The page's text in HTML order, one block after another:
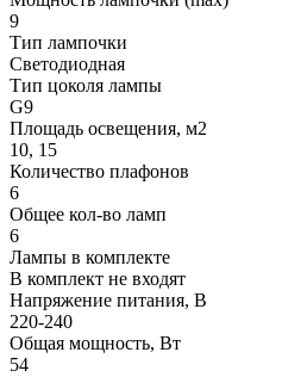
9
Тип лампочки
Светодиодная
Тип цоколя лампы
G9
Площадь освещения, м2
10, 15
Количество плафонов
6
Общее кол-во ламп
6
Лампы в комплекте
В комплект не входят
Напряжение питания, В
220-240
Общая мощность, Вт
54